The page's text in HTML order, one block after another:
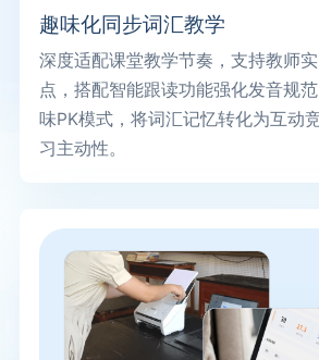
趣味化同步词汇教学
深度适配课堂教学节奏，支持教师
点，搭配智能跟读功能强化发音规
味PK模式，将词汇记忆转化为互动
习主动性。